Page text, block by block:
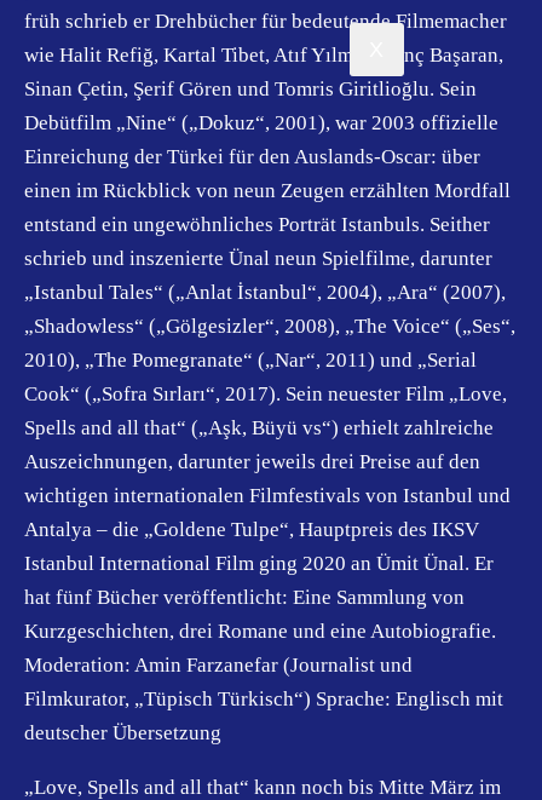
früh schrieb er Drehbücher für bedeutende Filmemacher
wie Halit Refiğ, Kartal Tibet, Atıf Yılmaz, Tunç Başaran,
Sinan Çetin, Şerif Gören und Tomris Giritlioğlu. Sein
Debütfilm „Nine“ („Dokuz“, 2001), war 2003 offizielle
Einreichung der Türkei für den Auslands-Oscar: über
einen im Rückblick von neun Zeugen erzählten Mordfall
entstand ein ungewöhnliches Porträt Istanbuls. Seither
schrieb und inszenierte Ünal neun Spielfilme, darunter
„Istanbul Tales“ („Anlat İstanbul“, 2004), „Ara“ (2007),
„Shadowless“ („Gölgesizler“, 2008), „The Voice“ („Ses“,
2010), „The Pomegranate“ („Nar“, 2011) und „Serial
Cook“ („Sofra Sırları“, 2017). Sein neuester Film „Love,
Spells and all that“ („Aşk, Büyü vs“) erhielt zahlreiche
Auszeichnungen, darunter jeweils drei Preise auf den
wichtigen internationalen Filmfestivals von Istanbul und
Antalya – die „Goldene Tulpe“, Hauptpreis des IKSV
Istanbul International Film ging 2020 an Ümit Ünal. Er
hat fünf Bücher veröffentlicht: Eine Sammlung von
Kurzgeschichten, drei Romane und eine Autobiografie.
Moderation: Amin Farzanefar (Journalist und
Filmkurator, „Tüpisch Türkisch“) Sprache: Englisch mit
deutscher Übersetzung
„Love, Spells and all that“ kann noch bis Mitte März im